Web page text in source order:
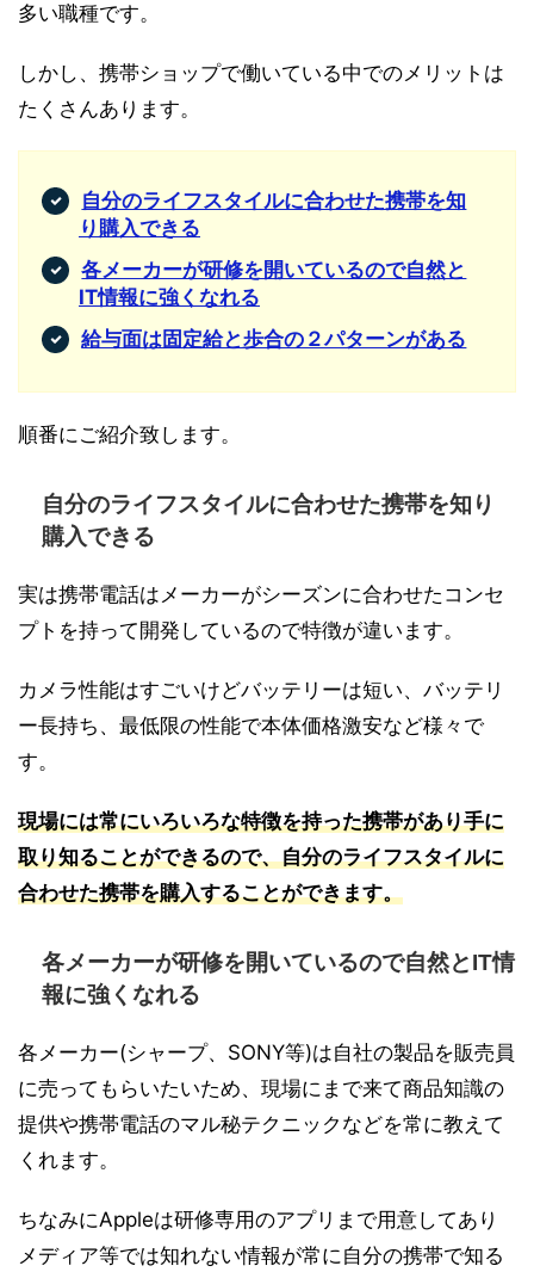
多い職種です。
しかし、携帯ショップで働いている中でのメリットは
たくさんあります。
自分のライフスタイルに合わせた携帯を知
り購入できる
各メーカーが研修を開いているので自然と
IT情報に強くなれる
給与面は固定給と歩合の２パターンがある
順番にご紹介致します。
自分のライフスタイルに合わせた携帯を知り
購入できる
実は携帯電話はメーカーがシーズンに合わせたコンセ
プトを持って開発しているので特徴が違います。
カメラ性能はすごいけどバッテリーは短い、バッテリ
ー長持ち、最低限の性能で本体価格激安など様々で
す。
現場には常にいろいろな特徴を持った携帯があり手に
取り知ることができるので、自分のライフスタイルに
合わせた携帯を購入することができます。
各メーカーが研修を開いているので自然とIT情
報に強くなれる
各メーカー(シャープ、SONY等)は自社の製品を販売員
に売ってもらいたいため、現場にまで来て商品知識の
提供や携帯電話のマル秘テクニックなどを常に教えて
くれます。
ちなみにAppleは研修専用のアプリまで用意してあり
メディア等では知れない情報が常に自分の携帯で知る